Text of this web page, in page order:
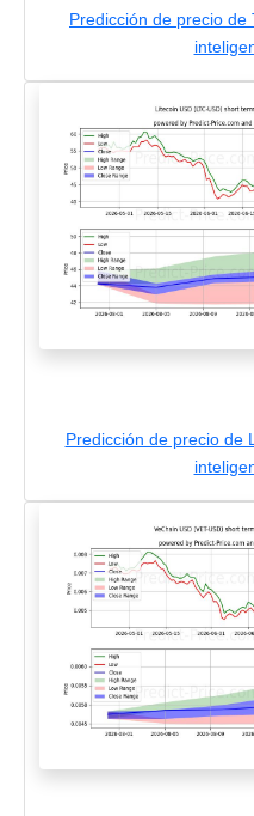
Predicción de precio de
Predicción de precio de